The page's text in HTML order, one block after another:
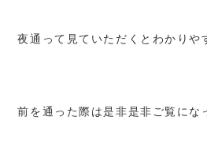
夜通って見ていただくとわかりや
前を通った際は是非是非ご覧に